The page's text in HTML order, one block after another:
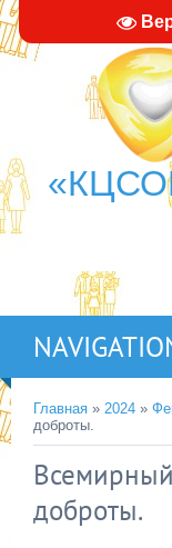
Главная » 2024 »
доброты.
доброты.